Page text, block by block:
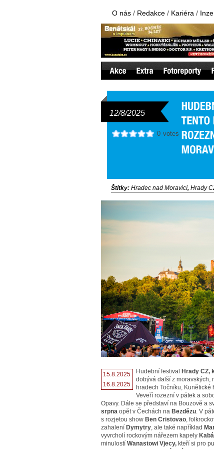
O nás / Redakce / Kariéra /
12/8/2025
0 votes
Štítky: Hradec nad Moravicí, Hrady
15.8.2025
16.8.2025
Hudební festival Hrady CZ,
dobývá další z moravských,
hradech Točníku, Kunětické
Veveří rozezní v pátek a
Opavy. Dále se představí na Bouzově a
srpna opět v Čechách na Bezdězu . V
s rozjetou show Ben Cristovao ,
zahalení Dymytry , ale také například
vyvrcholí rockovým nářezem kapely
minulostí Wanastowi Vjecy, kteří si pro